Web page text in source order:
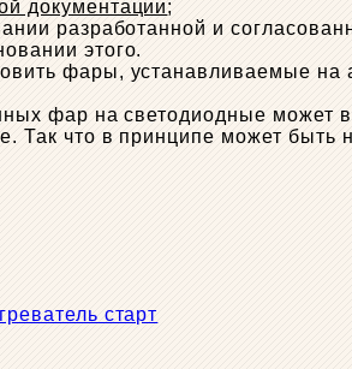
документации;
разработанной и
этого.
фары, устанавливаемые
фар на светодиодные
Так что в принципе может
старт